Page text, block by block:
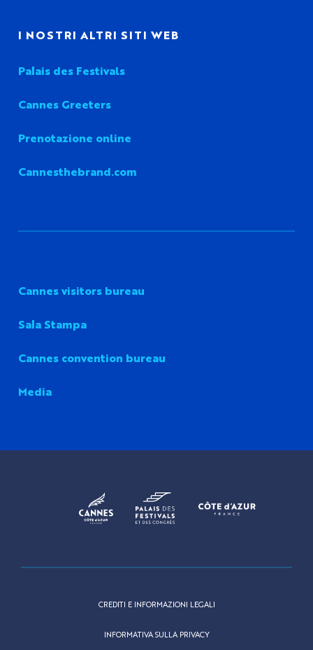
I NOSTRI ALTRI SITI WEB
Palais des Festivals
Cannes Greeters
Prenotazione online
Cannesthebrand.com
Cannes visitors bureau
Sala Stampa
Cannes convention bureau
Media
CREDITI E INFORMAZIONI LEGALI
INFORMATIVA SULLA PRIVACY